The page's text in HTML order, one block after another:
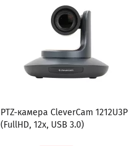
PTZ-камера CleverCam 1212U3P
(FullHD, 12x, USB 3.0)